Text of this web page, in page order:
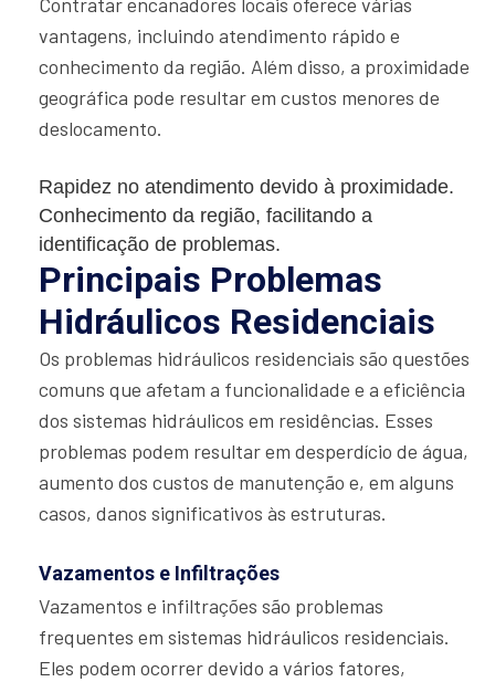
Contratar encanadores locais oferece várias
vantagens, incluindo atendimento rápido e
conhecimento da região. Além disso, a proximidade
geográfica pode resultar em custos menores de
deslocamento.
Rapidez no atendimento devido à proximidade.
Conhecimento da região, facilitando a
identificação de problemas.
Principais Problemas
Hidráulicos Residenciais
Os problemas hidráulicos residenciais são questões
comuns que afetam a funcionalidade e a eficiência
dos sistemas hidráulicos em residências. Esses
problemas podem resultar em desperdício de água,
aumento dos custos de manutenção e, em alguns
casos, danos significativos às estruturas.
Vazamentos e Infiltrações
Vazamentos e infiltrações são problemas
frequentes em sistemas hidráulicos residenciais.
Eles podem ocorrer devido a vários fatores,